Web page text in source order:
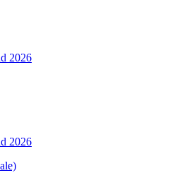
2026
2026